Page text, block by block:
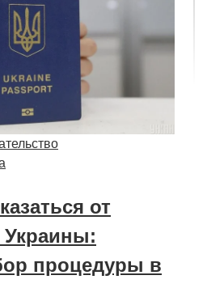
от
Украины:
процедуры в